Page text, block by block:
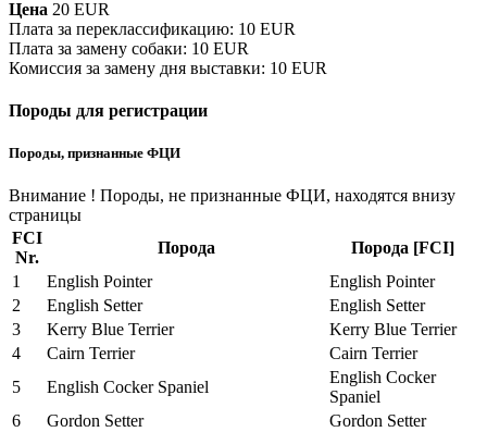
Цена 20 EUR
Плата за переклассификацию: 10 EUR
Плата за замену собаки: 10 EUR
Комиссия за замену дня выставки: 10 EUR
Породы для регистрации
Породы, признанные ФЦИ
Внимание ! Породы, не признанные ФЦИ, находятся внизу
страницы
FCI
Nr.
Порода
Порода [FCI]
1
English Pointer
English Pointer
2
English Setter
English Setter
3
Kerry Blue Terrier
Kerry Blue Terrier
4
Cairn Terrier
Cairn Terrier
5
English Cocker Spaniel
English Cocker
Spaniel
6
Gordon Setter
Gordon Setter